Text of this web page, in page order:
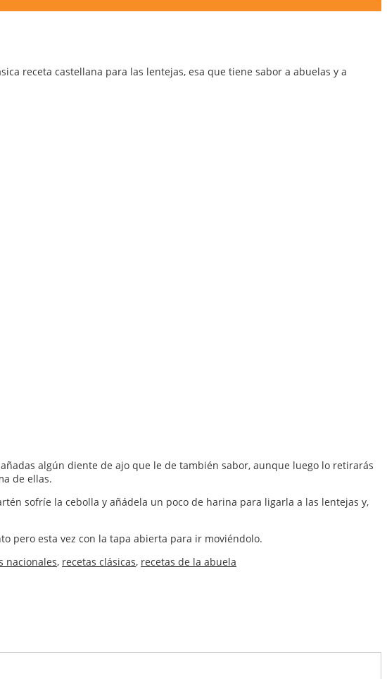
receta castellana para las lentejas, esa que tiene sabor a abuelas y a
algún diente de ajo que le de también sabor, aunque luego lo retirarás
de ellas.
sofríe la cebolla y añádela un poco de harina para ligarla a las lentejas y,
pero esta vez con la tapa abierta para ir moviéndolo.
nacionales, recetas clásicas, recetas de la abuela